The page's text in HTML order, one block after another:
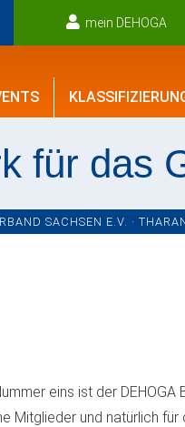
mein DEHOGA
für das
SACHSEN E.V. ·
eins ist der
Mitglieder und natürlich für